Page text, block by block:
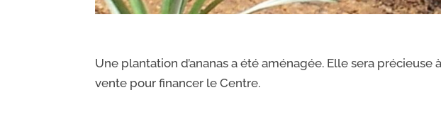
Une plantation d’ananas a été aménagée. Elle sera précieuse
vente pour financer le Centre.